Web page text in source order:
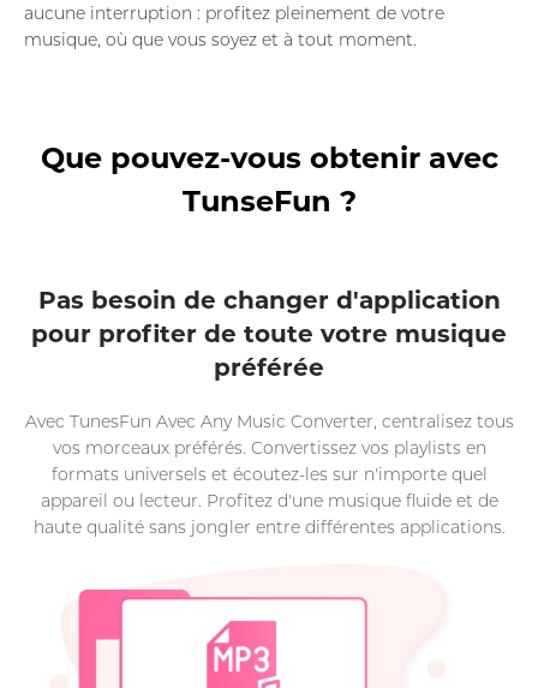
aucune interruption : profitez pleinement de votre
musique, où que vous soyez et à tout moment.
Que pouvez-vous obtenir avec
TunseFun ?
Pas besoin de changer d'application
pour profiter de toute votre musique
préférée
Avec TunesFun Avec Any Music Converter, centralisez tous
vos morceaux préférés. Convertissez vos playlists en
formats universels et écoutez-les sur n'importe quel
appareil ou lecteur. Profitez d'une musique fluide et de
haute qualité sans jongler entre différentes applications.